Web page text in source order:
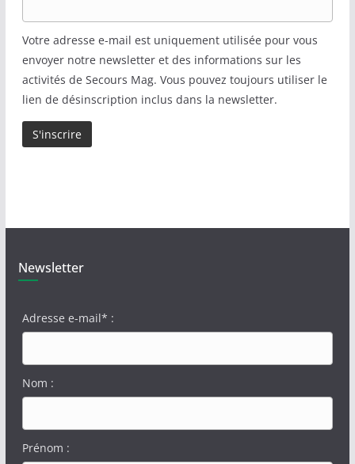
Votre adresse e-mail est uniquement utilisée pour vous
envoyer notre newsletter et des informations sur les
activités de Secours Mag. Vous pouvez toujours utiliser le
lien de désinscription inclus dans la newsletter.
Newsletter
Adresse e-mail* :
Nom :
Prénom :